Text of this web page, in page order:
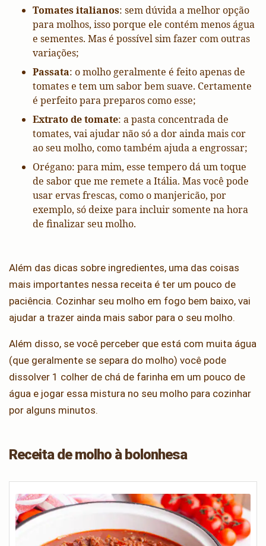
Tomates italianos: sem dúvida a melhor opção
para molhos, isso porque ele contém menos água
e sementes. Mas é possível sim fazer com outras
variações;
Passata: o molho geralmente é feito apenas de
tomates e tem um sabor bem suave. Certamente
é perfeito para preparos como esse;
Extrato de tomate: a pasta concentrada de
tomates, vai ajudar não só a dor ainda mais cor
ao seu molho, como também ajuda a engrossar;
Orégano: para mim, esse tempero dá um toque
de sabor que me remete a Itália. Mas você pode
usar ervas frescas, como o manjericão, por
exemplo, só deixe para incluir somente na hora
de finalizar seu molho.
Além das dicas sobre ingredientes, uma das coisas
mais importantes nessa receita é ter um pouco de
paciência. Cozinhar seu molho em fogo bem baixo, vai
ajudar a trazer ainda mais sabor para o seu molho.
Além disso, se você perceber que está com muita água
(que geralmente se separa do molho) você pode
dissolver 1 colher de chá de farinha em um pouco de
água e jogar essa mistura no seu molho para cozinhar
por alguns minutos.
Receita de molho à bolonhesa